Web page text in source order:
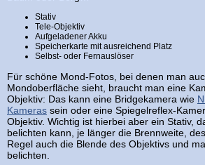
Stativ
Tele-Objektiv
Aufgeladener Akku
Speicherkarte mit ausreichend Platz
Selbst- oder Fernauslöser
Für schöne Mond-Fotos, bei denen man
Mondoberfläche sieht, braucht man eine
Objektiv: Das kann eine Bridgekamera wie
Kameras sein oder eine Spiegelreflex-
Objektiv. Wichtig ist hierbei aber ein Stativ,
belichten kann, je länger die Brennweite,
Regel auch die Blende des Objektivs und
belichten.